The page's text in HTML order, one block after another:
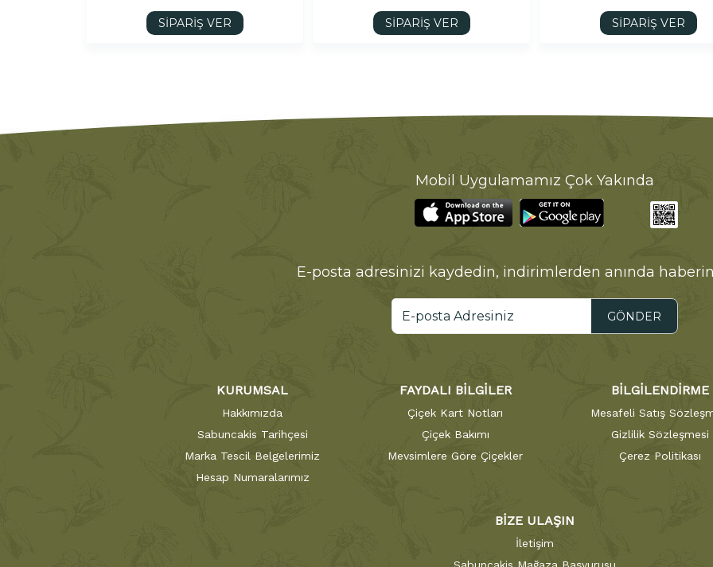
SİPARİŞ VER SİPARİŞ VER SİPARİŞ VER
Mobil Uygulamamız Çok Yakında
E-posta adresinizi kaydedin, indirimlerden anında
GÖNDER
KURUMSAL
Hakkımızda
Sabuncakis Tarihçesi
Marka Tescil Belgelerimiz
Hesap Numaralarımız
FAYDALI BİLGİLER
Çiçek Kart Notları
Çiçek Bakımı
Mevsimlere Göre Çiçekler
BİLGİLENDİRME
Mesafeli Satış
Gizlilik Sözleşmesi
Çerez Politikası
BİZE ULAŞIN
İletişim